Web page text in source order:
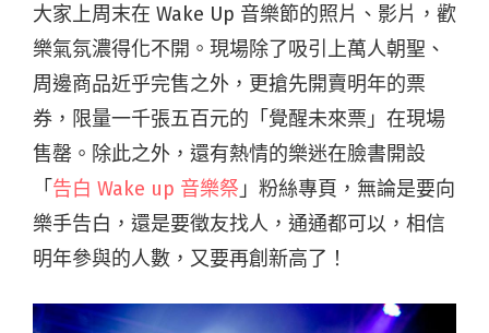
大家上周末在 Wake Up 音樂節的照片、影片，歡
樂氣氛濃得化不開。現場除了吸引上萬人朝聖、
周邊商品近乎完售之外，更搶先開賣明年的票
券，限量一千張五百元的「覺醒未來票」在現場
售罄。除此之外，還有熱情的樂迷在臉書開設
「 告白 Wake up 音樂祭 」粉絲專頁，無論是要向
樂手告白，還是要徵友找人，通通都可以，相信
明年參與的人數，又要再創新高了！